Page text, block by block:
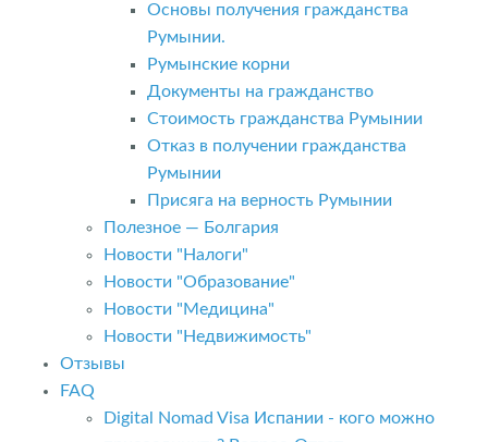
Основы получения гражданства
Румынии.
Румынские корни
Документы на гражданство
Стоимость гражданства Румынии
Отказ в получении гражданства
Румынии
Присяга на верность Румынии
Полезное — Болгария
Новости "Налоги"
Новости "Образование"
Новости "Медицина"
Новости "Недвижимость"
Отзывы
FAQ
Digital Nomad Visa Испании - кого можно